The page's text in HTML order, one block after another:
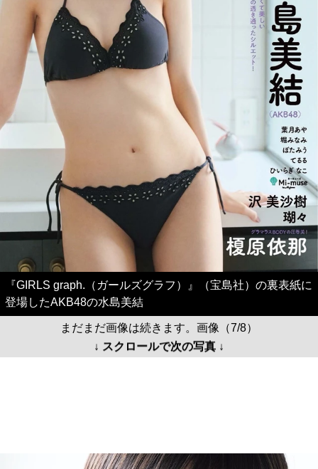
『GIRLS graph.（ガールズグラフ）』（宝島社）の裏表紙に
登場したAKB48の水島美結
まだまだ画像は続きます。画像（7/8）
↓ スクロールで次の写真 ↓